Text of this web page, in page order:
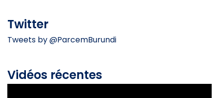
Twitter
Tweets by @ParcemBurundi
Vidéos récentes